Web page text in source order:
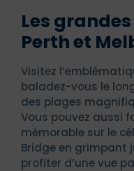
Les
Perth et
Visitez
baladez-vous le
des plages
Vous pouvez aussi
mémorable sur le
Bridge en grimpant
profiter d’une vue